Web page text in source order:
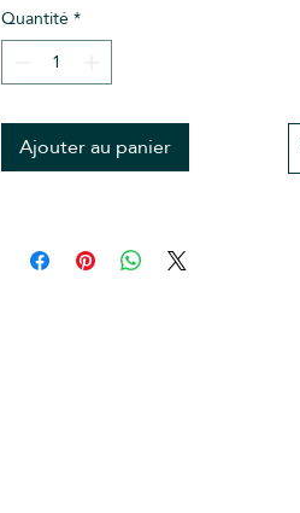
votre guise!
Quantité*
Ajouter au panier